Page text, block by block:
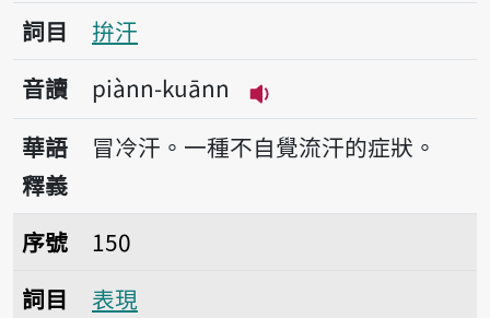
詞目
拚汗
音讀
piànn-kuānn
播放音讀piànn-kuānn
華語
釋義
冒冷汗。一種不自覺流汗的症狀。
序號150表現
序號
150
詞目
表現